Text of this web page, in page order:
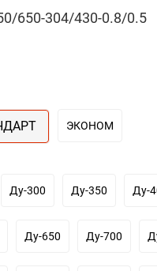
650-304/430-0.8/0.5
ЭКОНОМ
Ду-300 Ду-350 Ду-
Ду-650 Ду-700